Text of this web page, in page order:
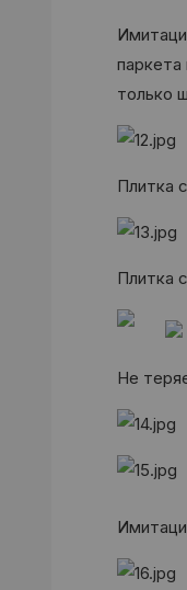
только
Плитка
Плитка
Не